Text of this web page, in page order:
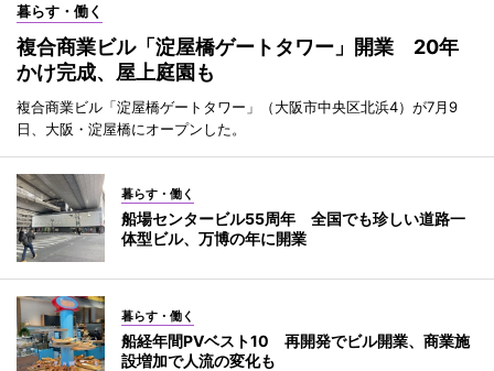
暮らす・働く
複合商業ビル「淀屋橋ゲートタワー」開業 20年
かけ完成、屋上庭園も
複合商業ビル「淀屋橋ゲートタワー」（大阪市中央区北浜4）が7月9
日、大阪・淀屋橋にオープンした。
暮らす・働く
船場センタービル55周年 全国でも珍しい道路一
体型ビル、万博の年に開業
暮らす・働く
船経年間PVベスト10 再開発でビル開業、商業施
設増加で人流の変化も